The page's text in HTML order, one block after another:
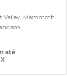
Valley, Mammoth
até